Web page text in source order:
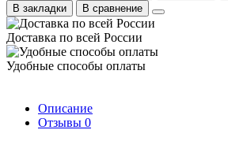
В закладки
В сравнение
Доставка по всей России
Удобные способы оплаты
Описание
Отзывы 0